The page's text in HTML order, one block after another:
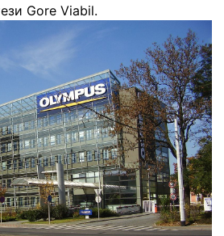
Gore Viabil.